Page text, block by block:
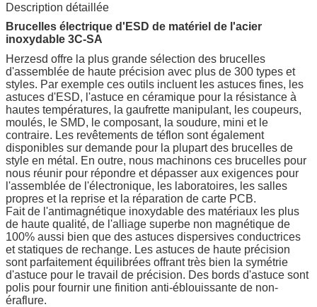
Description détaillée
Brucelles électrique d'ESD de matériel de l'acier
inoxydable 3C-SA
Herzesd offre la plus grande sélection des brucelles
d'assemblée de haute précision avec plus de 300 types et
styles. Par exemple ces outils incluent les astuces fines, les
astuces d'ESD, l'astuce en céramique pour la résistance à
hautes températures, la gaufrette manipulant, les coupeurs,
moulés, le SMD, le composant, la soudure, mini et le
contraire. Les revêtements de téflon sont également
disponibles sur demande pour la plupart des brucelles de
style en métal. En outre, nous machinons ces brucelles pour
nous réunir pour répondre et dépasser aux exigences pour
l'assemblée de l'électronique, les laboratoires, les salles
propres et la reprise et la réparation de carte PCB.
Fait de l'antimagnétique inoxydable des matériaux les plus
de haute qualité, de l'alliage superbe non magnétique de
100% aussi bien que des astuces dispersives conductrices
et statiques de rechange. Les astuces de haute précision
sont parfaitement équilibrées offrant très bien la symétrie
d'astuce pour le travail de précision. Des bords d'astuce sont
polis pour fournir une finition anti-éblouissante de non-
éraflure.